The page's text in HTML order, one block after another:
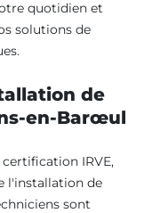
quotidien et
solutions de
de
en-Barœul
IRVE,
l'installation de
sont